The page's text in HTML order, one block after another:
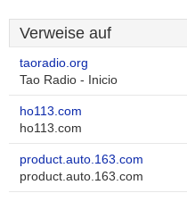
Verweise auf
taoradio.org
Tao Radio - Inicio
ho113.com
ho113.com
product.auto.163.com
product.auto.163.com